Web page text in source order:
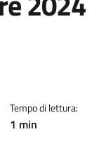
Tempo di lettura:
1 min